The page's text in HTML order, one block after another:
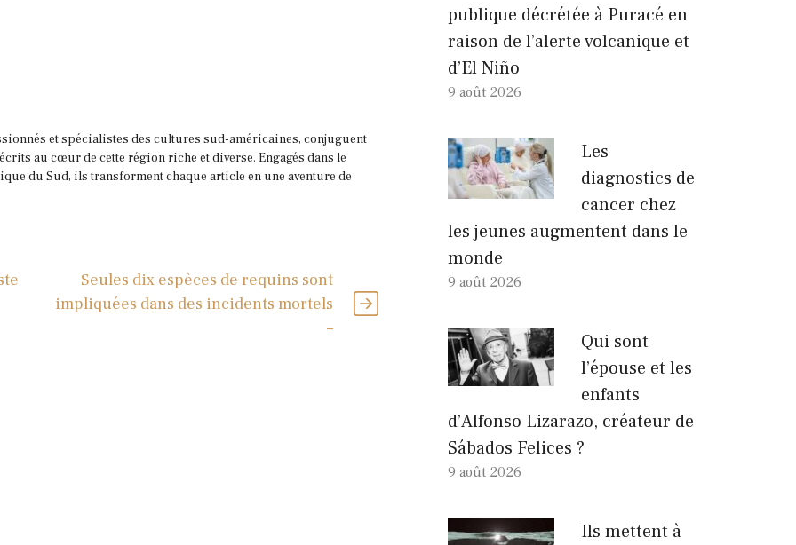
et spécialistes des cultures sud-américaines, conjuguent
au cœur de cette région riche et diverse. Engagés dans le
du Sud, ils transforment chaque article en une aventure de
Seules dix espèces de requins sont
impliquées dans des incidents mortels
–
publique décrétée à Puracé en
raison de l’alerte volcanique et
d’El Niño
9 août 2026
Les
diagnostics de
cancer chez
les jeunes augmentent dans le
monde
9 août 2026
Qui sont
l’épouse et les
enfants
d’Alfonso Lizarazo, créateur de
Sábados Felices ?
9 août 2026
Ils mettent à